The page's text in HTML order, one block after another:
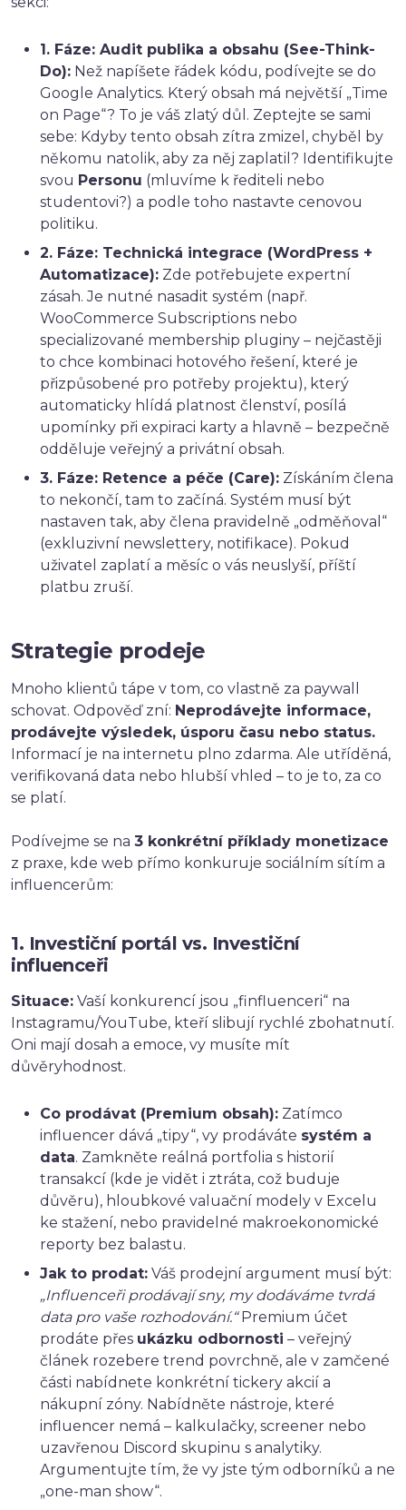
1. Fáze: Audit publika a obsahu (See-Think-
Do): Než napíšete řádek kódu, podívejte se do
Google Analytics. Který obsah má největší „Time
on Page“? To je váš zlatý důl. Zeptejte se sami
sebe: Kdyby tento obsah zítra zmizel, chyběl by
někomu natolik, aby za něj zaplatil? Identifikujte
svou Personu (mluvíme k řediteli nebo
studentovi?) a podle toho nastavte cenovou
politiku.
2. Fáze: Technická integrace (WordPress +
Automatizace): Zde potřebujete expertní
zásah. Je nutné nasadit systém (např.
WooCommerce Subscriptions nebo
specializované membership pluginy – nejčastěji
to chce kombinaci hotového řešení, které je
přizpůsobené pro potřeby projektu), který
automaticky hlídá platnost členství, posílá
upomínky při expiraci karty a hlavně – bezpečně
odděluje veřejný a privátní obsah.
3. Fáze: Retence a péče (Care): Získáním člena
to nekončí, tam to začíná. Systém musí být
nastaven tak, aby člena pravidelně „odměňoval“
(exkluzivní newslettery, notifikace). Pokud
uživatel zaplatí a měsíc o vás neuslyší, příští
platbu zruší.
Strategie prodeje
Mnoho klientů tápe v tom, co vlastně za paywall
schovat. Odpověď zní: Neprodávejte informace,
prodávejte výsledek, úsporu času nebo status.
Informací je na internetu plno zdarma. Ale utříděná,
verifikovaná data nebo hlubší vhled – to je to, za co
se platí.
Podívejme se na 3 konkrétní příklady monetizace
z praxe, kde web přímo konkuruje sociálním sítím a
influencerům:
1. Investiční portál vs. Investiční
influenceři
Situace: Vaší konkurencí jsou „finfluenceri“ na
Instagramu/YouTube, kteří slibují rychlé zbohatnutí.
Oni mají dosah a emoce, vy musíte mít
důvěryhodnost.
Co prodávat (Premium obsah): Zatímco
influencer dává „tipy“, vy prodáváte systém a
data. Zamkněte reálná portfolia s historií
transakcí (kde je vidět i ztráta, což buduje
důvěru), hloubkové valuační modely v Excelu
ke stažení, nebo pravidelné makroekonomické
reporty bez balastu.
Jak to prodat: Váš prodejní argument musí být:
„Influenceři prodávají sny, my dodáváme tvrdá
data pro vaše rozhodování.“Premium účet
prodáte přes ukázku odbornosti – veřejný
článek rozebere trend povrchně, ale v zamčené
části nabídnete konkrétní tickery akcií a
nákupní zóny. Nabídněte nástroje, které
influencer nemá – kalkulačky, screener nebo
uzavřenou Discord skupinu s analytiky.
Argumentujte tím, že vy jste tým odborníků a ne
„one-man show“.